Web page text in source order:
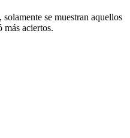
, solamente se muestran aquellos
más aciertos.